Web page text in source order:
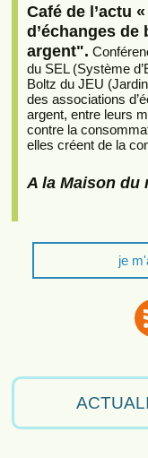
Café de l’actu
d’échanges
argent".
du SEL (Système
Boltz du JEU
des associations
argent, entre leurs
contre la
elles créent de la
A la Maison du
je